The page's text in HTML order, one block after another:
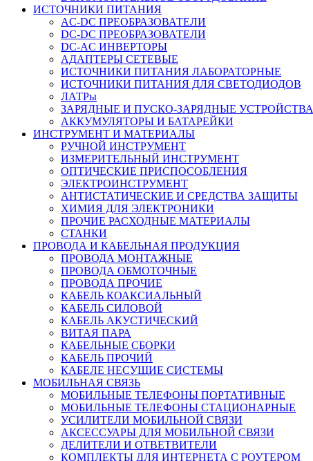
ИСТОЧНИКИ ПИТАНИЯ
AC-DC ПРЕОБРАЗОВАТЕЛИ
DC-DC ПРЕОБРАЗОВАТЕЛИ
DC-AC ИНВЕРТОРЫ
АДАПТЕРЫ СЕТЕВЫЕ
ИСТОЧНИКИ ПИТАНИЯ ЛАБОРАТОРНЫЕ
ИСТОЧНИКИ ПИТАНИЯ ДЛЯ СВЕТОДИОДОВ
ЛАТРы
ЗАРЯДНЫЕ И ПУСКО-ЗАРЯДНЫЕ УСТРОЙСТВА
АККУМУЛЯТОРЫ И БАТАРЕЙКИ
ИНСТРУМЕНТ И МАТЕРИАЛЫ
РУЧНОЙ ИНСТРУМЕНТ
ИЗМЕРИТЕЛЬНЫЙ ИНСТРУМЕНТ
ОПТИЧЕСКИЕ ПРИСПОСОБЛЕНИЯ
ЭЛЕКТРОИНСТРУМЕНТ
АНТИСТАТИЧЕСКИЕ И СРЕДСТВА ЗАЩИТЫ
ХИМИЯ ДЛЯ ЭЛЕКТРОНИКИ
ПРОЧИЕ РАСХОДНЫЕ МАТЕРИАЛЫ
СТАНКИ
ПРОВОДА И КАБЕЛЬНАЯ ПРОДУКЦИЯ
ПРОВОДА МОНТАЖНЫЕ
ПРОВОДА ОБМОТОЧНЫЕ
ПРОВОДА ПРОЧИЕ
КАБЕЛЬ КОАКСИАЛЬНЫЙ
КАБЕЛЬ СИЛОВОЙ
КАБЕЛЬ АКУСТИЧЕСКИЙ
ВИТАЯ ПАРА
КАБЕЛЬНЫЕ СБОРКИ
КАБЕЛЬ ПРОЧИЙ
КАБЕЛЕ НЕСУЩИЕ СИСТЕМЫ
МОБИЛЬНАЯ СВЯЗЬ
МОБИЛЬНЫЕ ТЕЛЕФОНЫ ПОРТАТИВНЫЕ
МОБИЛЬНЫЕ ТЕЛЕФОНЫ СТАЦИОНАРНЫЕ
УСИЛИТЕЛИ МОБИЛЬНОЙ СВЯЗИ
АКСЕССУАРЫ ДЛЯ МОБИЛЬНОЙ СВЯЗИ
ДЕЛИТЕЛИ И ОТВЕТВИТЕЛИ
КОМПЛЕКТЫ ДЛЯ ИНТЕРНЕТА С РОУТЕРОМ